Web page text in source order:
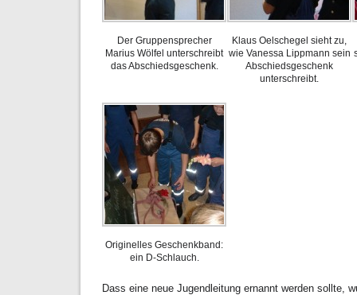
Der Gruppensprecher
Marius Wölfel unterschreibt
das Abschiedsgeschenk.
Klaus Oelschegel sieht zu,
wie Vanessa Lippmann sein
Abschiedsgeschenk
unterschreibt.
Originelles Geschenkband:
ein D-Schlauch.
Dass eine neue Jugendleitung ernannt werden sollte,